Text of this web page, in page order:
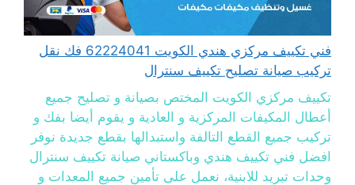
فني تكييف مركزي هندي الكويت 62224041 فك نقل
تركيب صيانة تصليح تكييف سنترال
تكييف مركزي الكويت المختص بصيانة و تصليح جميع
أعطال المكيفات المركزية و العادية و يقوم أيضا بفك و
تركيب جميع القطع التالفة واستبدالها بقطع جديدة نوفر
افضل فني تكييف هندي وباكستاني صيانة تكييف سنترال
وحدات تبريد للابنية، نعمل على تأمين جميع المعدات و